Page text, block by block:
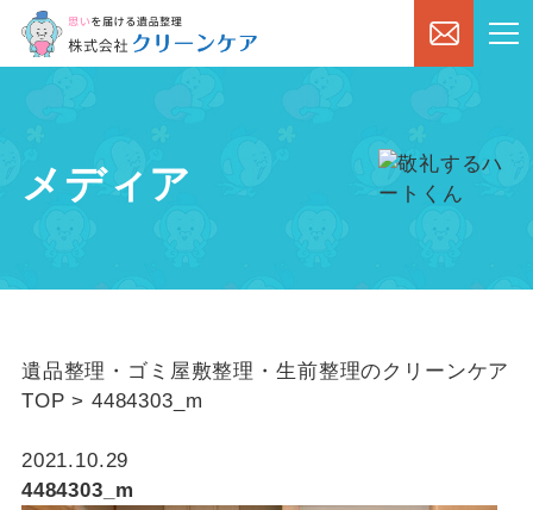
メディア
遺品整理・ゴミ屋敷整理・生前整理のクリーンケア
TOP > 4484303_m
2021.10.29
4484303_m